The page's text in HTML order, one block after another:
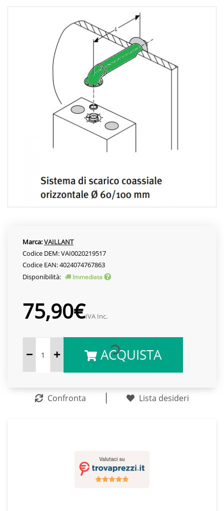
Marca:VAILLANT
Codice DEM: VAI0020219517
Codice EAN: 4024074767863
Disponibilità:
Immediata
75,90€IVA Inc.
ACQUISTA
Confronta Lista desideri